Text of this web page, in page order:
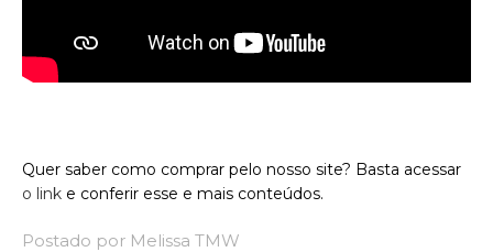
Quer saber como comprar pelo nosso site? Basta acessar
o link e conferir esse e mais conteúdos.
Postado por Melissa TMW